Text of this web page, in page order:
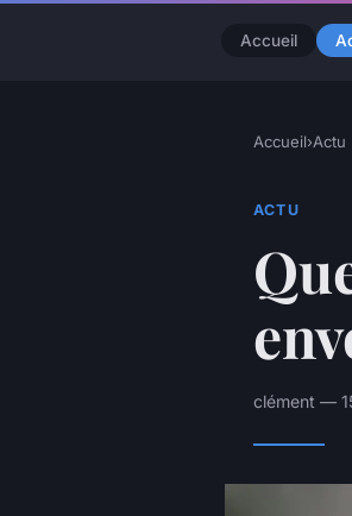
Accueil
Accueil›Actu
ACTU
clément —